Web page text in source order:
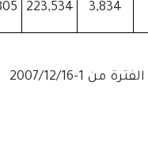
3,834
223,534